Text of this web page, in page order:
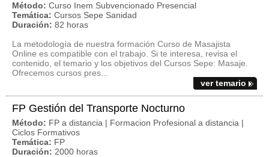
Método: Curso Inem Subvencionado Presencial
Temática: Cursos Sepe Sanidad
Duración: 82 horas
La metodología de nuestra formación Curso de Masajista
Online es compatible con el trabajo. Si te interesa, revisa el
contenido, el temario y los objetivos del Cursos Sepe: Masaje.
Ofrecemos cursos pres...
ver temario
FP Gestión del Transporte Nocturno
Método: FP a distancia | Formacion Profesional a distancia |
Ciclos Formativos
Temática: FP
Duración: 2000 horas